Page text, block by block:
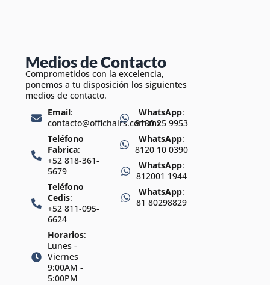
Medios de Contacto
Comprometidos con la excelencia,
ponemos a tu disposición los siguientes
medios de contacto.
Email:
contacto@offichairs.com.mx
Teléfono
Fabrica:
+52 818-361-
5679
Teléfono
Cedis:
+52 811-095-
6624
Horarios:
Lunes -
Viernes
9:00AM -
5:00PM
WhatsApp:
8180 25 9953
WhatsApp:
8120 10 0390
WhatsApp:
812001 1944
WhatsApp:
81 80298829